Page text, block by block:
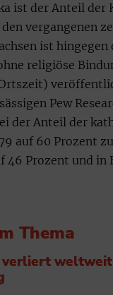
ist der Anteil der
vergangenen
ist
religiöse
Pew
der Anteil der
auf 60 Prozent
46 Prozent und in
Thema
verliert